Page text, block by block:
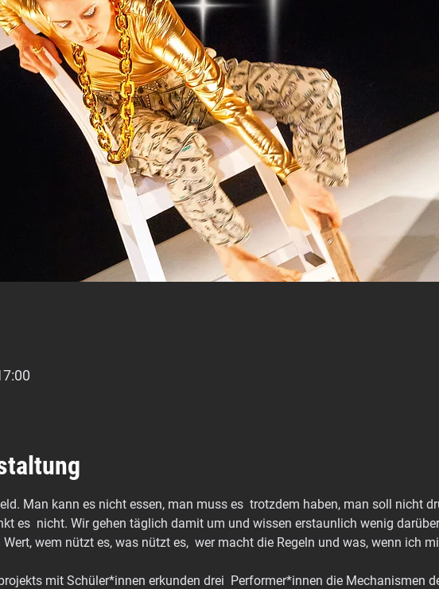
Man kann es nicht essen, man muss es  trotzdem haben, man soll nicht
es  nicht. Wir gehen täglich damit um und wissen erstaunlich wenig
wem nützt es, was nützt es,  wer macht die Regeln und was, wenn ich
mit Schüler*innen erkunden drei  Performer*innen die Mechanismen